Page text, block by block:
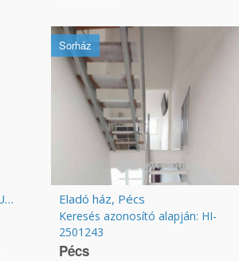
Kecskemét belvárosában EXCLUSIVE lakások ELADÓK!!!
Sorház
Eladó ház, Pécs
Keresés azonosító alapján: HI-
2501243
Pécs